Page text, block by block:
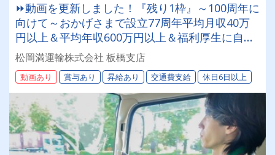
⏩動画を更新しました！『残り1枠』～100周年に
向けて～おかげさまで設立77周年平均月収40万
円以上＆平均年収600万円以上＆福利厚生に自信
あり✨集荷のみ！【4t・8tトラックドライバー】
退職金◎産休・育休◎無事故運転者表彰制度◎エ
スコンフィールドでの野球観戦旅費時補助制度◎
北海道を代表する運送会社で一緒に働きましょ
う！まつおかまんの未来を担うドライバー積極採
用中！
松岡満運輸株式会社 板橋支店
動画あり 賞与あり 昇給あり 交通費支給 休日6日以上